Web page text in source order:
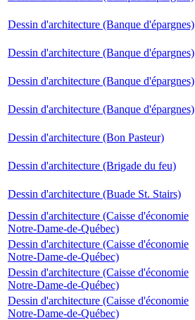
Dessin d'architecture (Banque d'épargnes)
Dessin d'architecture (Banque d'épargnes)
Dessin d'architecture (Banque d'épargnes)
Dessin d'architecture (Banque d'épargnes)
Dessin d'architecture (Bon Pasteur)
Dessin d'architecture (Brigade du feu)
Dessin d'architecture (Buade St. Stairs)
Dessin d'architecture (Caisse d'économie
Notre-Dame-de-Québec)
Dessin d'architecture (Caisse d'économie
Notre-Dame-de-Québec)
Dessin d'architecture (Caisse d'économie
Notre-Dame-de-Québec)
Dessin d'architecture (Caisse d'économie
Notre-Dame-de-Québec)